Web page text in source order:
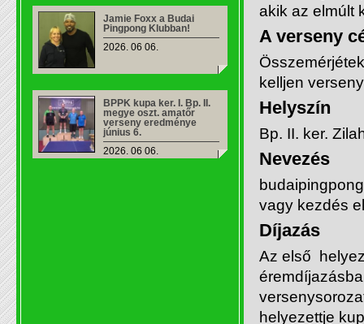
Jamie Foxx a Budai
Pingpong Klubban!
2026. 06 06.
BPPK kupa ker. I. Bp. II.
megye oszt. amatőr
verseny eredménye
június 6.
2026. 06 06.
akik az elmúlt
A verseny
kelljen
Helyszín
Bp. II. ker.
Nevezés
vagy kezdés
Díjazás
Az első
helyezettje